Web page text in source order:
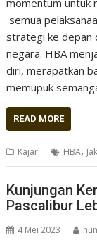
semua
strategi ke depan
negara. HBA
diri, merapatkan
memupuk
READ MORE
Kajari HBA,
Kunjungan
Pascalibur
4 Mei 2023